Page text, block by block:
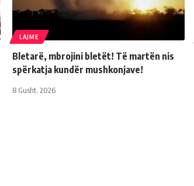
LAJME
Bletarë, mbrojini bletët! Të martën nis
spërkatja kundër mushkonjave!
8 Gusht, 2026